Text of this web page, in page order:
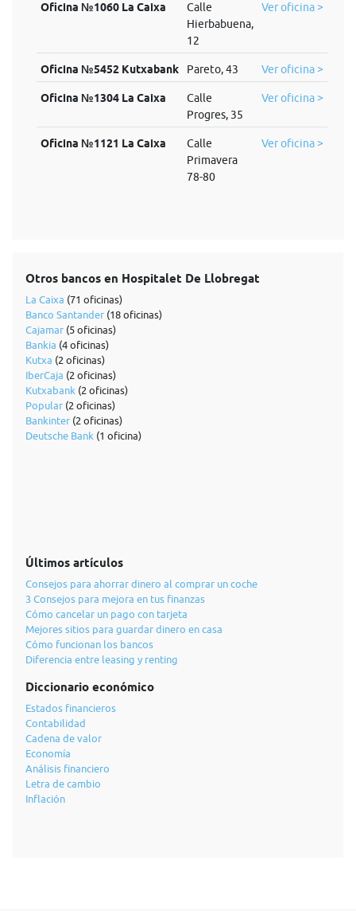
Oficina №1060 La Caixa
Calle
Hierbabuena,
12
Ver oficina >
Oficina №5452 Kutxabank Pareto, 43 Ver oficina >
Oficina №1304 La Caixa
Calle
Progres, 35
Ver oficina >
Oficina №1121 La Caixa
Calle
Primavera
78-80
Ver oficina >
Otros bancos en Hospitalet De Llobregat
La Caixa (71 oficinas)
Banco Santander (18 oficinas)
Cajamar (5 oficinas)
Bankia (4 oficinas)
Kutxa (2 oficinas)
IberCaja (2 oficinas)
Kutxabank (2 oficinas)
Popular (2 oficinas)
Bankinter (2 oficinas)
Deutsche Bank (1 oficina)
Últimos artículos
Consejos para ahorrar dinero al comprar un coche
3 Consejos para mejora en tus finanzas
Cómo cancelar un pago con tarjeta
Mejores sitios para guardar dinero en casa
Cómo funcionan los bancos
Diferencia entre leasing y renting
Diccionario económico
Estados financieros
Contabilidad
Cadena de valor
Economía
Análisis financiero
Letra de cambio
Inflación